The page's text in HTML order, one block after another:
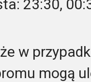
23:30,
w
mogą